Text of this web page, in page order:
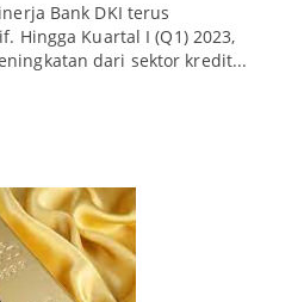
Bank DKI terus
Hingga Kuartal I (Q1) 2023,
dari sektor kredit...